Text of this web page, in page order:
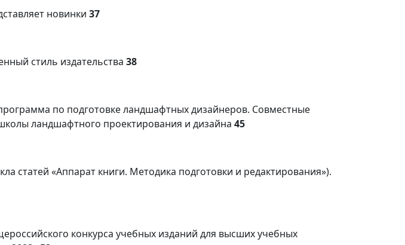
новинки 37
стиль издательства 38
по подготовке ландшафтных дизайнеров. Совместные
ландшафтного проектирования и дизайна 45
статей «Аппарат книги. Методика подготовки и редактирования»).
конкурса учебных изданий для высших учебных